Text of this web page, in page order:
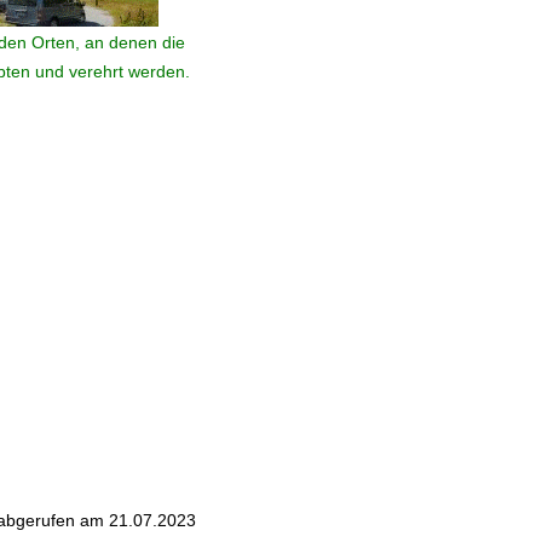
Orten, an denen die
und verehrt werden.
am 21.07.2023